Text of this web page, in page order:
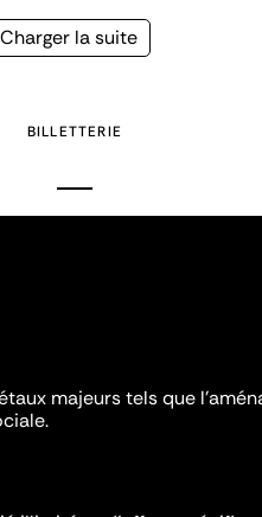
Page
Charger la suite
BILLETTERIE
majeurs tels que